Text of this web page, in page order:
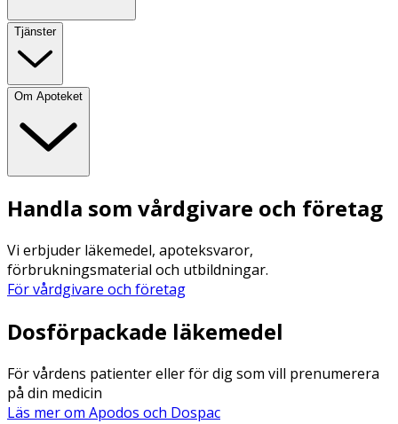
Tjänster
Om Apoteket
Handla som vårdgivare och företag
Vi erbjuder läkemedel, apoteksvaror,
förbrukningsmaterial och utbildningar.
För vårdgivare och företag
Dosförpackade läkemedel
För vårdens patienter eller för dig som vill prenumerera
på din medicin
Läs mer om Apodos och Dospac